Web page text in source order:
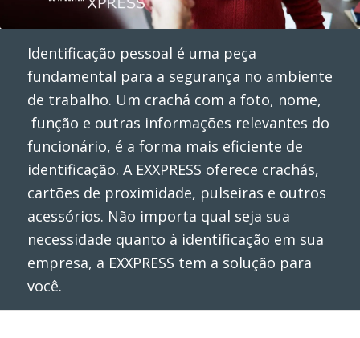
Identificação pessoal é uma peça
fundamental para a segurança no ambiente
de trabalho. Um crachá com a foto, nome,
função e outras informações relevantes do
funcionário, é a forma mais eficiente de
identificação. A EXXPRESS oferece crachás,
cartões de proximidade, pulseiras e outros
acessórios. Não importa qual seja sua
necessidade quanto à identificação em sua
empresa, a EXXPRESS tem a solução para
você.